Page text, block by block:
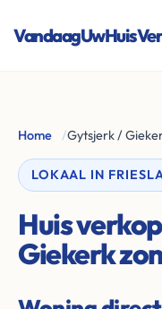
Home /Gytsjerk /
LOKAAL IN
Huis
Giekerk